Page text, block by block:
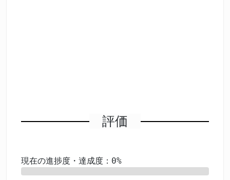
評価
現在の進捗度・達成度：0%